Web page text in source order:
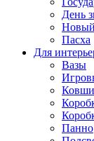
День
Пасха
Для
Вазы
Ковши
Панно